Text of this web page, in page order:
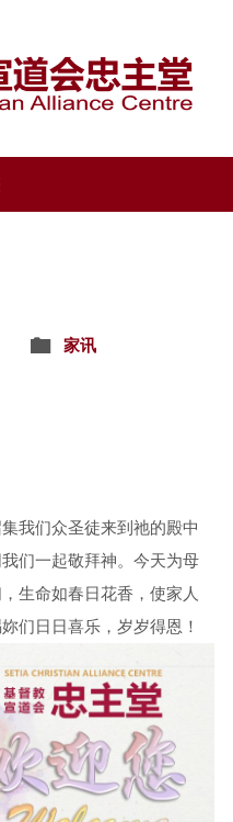
家讯
我们众圣徒来到祂的殿中
们一起敬拜神。今天为母
生命如春日花香，使家人
们日日喜乐，岁岁得恩！